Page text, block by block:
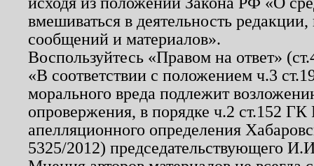
вмешиваться в деятельность
сообщений и материалов».
Воспользуйтесь «Правом на ответ»
«В соответствии с положением ч.3
морального вреда подлежит
опровержения, в порядке ч.2 ст.152
апелляционного определения
5325/2012) председательствующего